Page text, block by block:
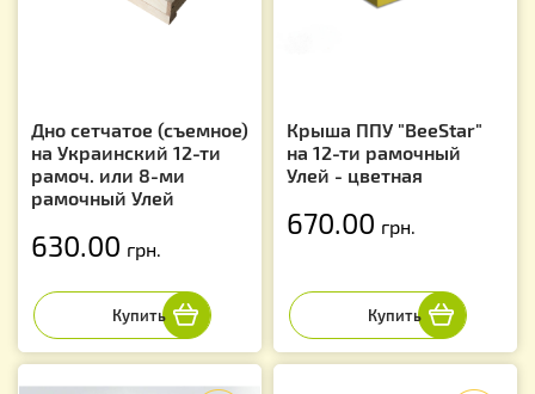
Дно сетчатое (съемное)
на Украинский 12-ти
рамоч. или 8-ми
рамочный Улей
630.00 грн.
Крыша ППУ "BeeStar"
на 12-ти рамочный
Улей - цветная
670.00 грн.